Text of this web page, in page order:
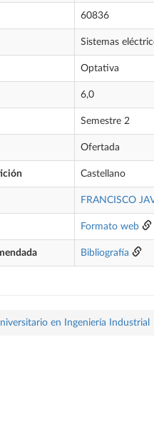
60836
Sistemas
Optativa
6,0
Semestre 2
Ofertada
Castellano
FRANCISCO
Formato web
Bibliografía
en Ingeniería Industrial